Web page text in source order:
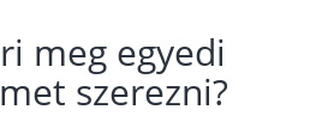
meg egyedi
szerezni?